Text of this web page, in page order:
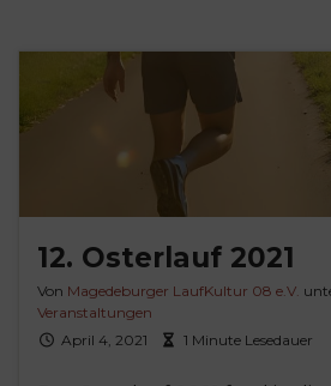
12. Osterlauf 2021
Von Magedeburger LaufKultur 08 e.V.
Veranstaltungen
April 4, 2021
1 Minute Lesedauer